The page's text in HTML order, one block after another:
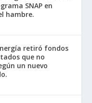
SNAP en
hambre.
retiró fondos
que no
un nuevo